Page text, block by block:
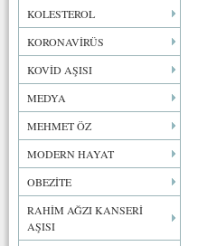
KOLESTEROL
KORONAVİRÜS
KOVİD AŞISI
MEDYA
MEHMET ÖZ
MODERN HAYAT
OBEZİTE
RAHİM AĞZI KANSERİ
AŞISI